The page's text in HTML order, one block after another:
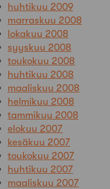
huhtikuu 2009
marraskuu 2008
lokakuu 2008
syyskuu 2008
toukokuu 2008
huhtikuu 2008
maaliskuu 2008
helmikuu 2008
tammikuu 2008
elokuu 2007
kesäkuu 2007
toukokuu 2007
huhtikuu 2007
maaliskuu 2007